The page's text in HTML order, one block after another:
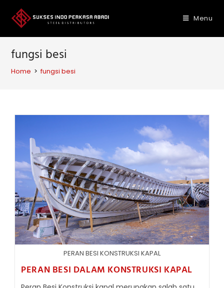
content
Menu
fungsi besi
Home > fungsi besi
PERAN BESI KONSTRUKSI KAPAL
PERAN BESI DALAM KONSTRUKSI KAPAL